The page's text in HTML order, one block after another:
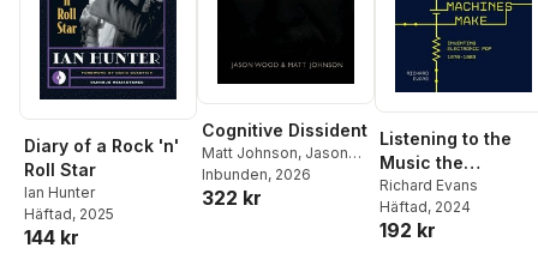
Diary of a Rock 'n'
Roll Star
Ian Hunter
Häftad, 2025
144 kr
Cognitive Dissident
Matt Johnson, Jason
Wood
Inbunden, 2026
322 kr
Listening to the
Music the
Machines Make
Richard Evans
Häftad, 2024
192 kr